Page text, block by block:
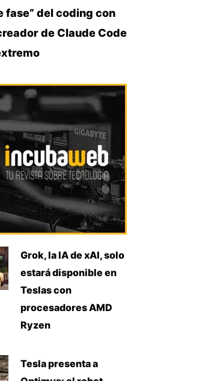
fase” del coding con
de Claude Code
Grok, la IA de xAI, solo
estará disponible en
Teslas con
procesadores AMD
Ryzen
Tesla presenta a